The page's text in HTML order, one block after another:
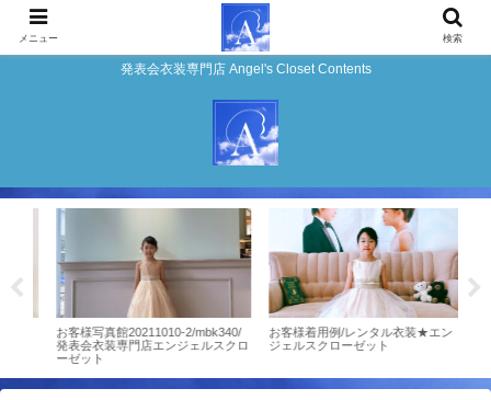
発表会衣装専門店 Angel's Closet Contents
お客様写真館20211010-2/mbk340/
発表会衣装専門店エンジェルスクロ
ーゼット
お客様着用例/レンタル衣装★エン
ジェルスクローゼット
メニュー 検索